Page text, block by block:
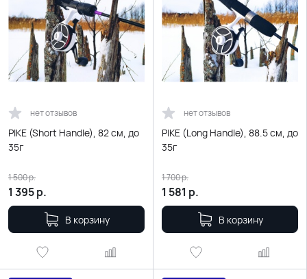
нет отзывов
PIKE (Short Handle), 82 см, до
35г
1 395р.
1 500р.
В корзину
нет отзывов
PIKE (Long Handle), 88.5 см, до
35г
1 581 р.
1 700р.
В корзину